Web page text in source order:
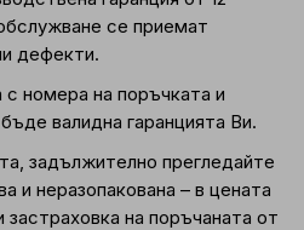
се приемат
дефекти.
номера на поръчката и
валидна гаранцията Ви.
задължително прегледайте
и неразопакована – в цената
на поръчаната от